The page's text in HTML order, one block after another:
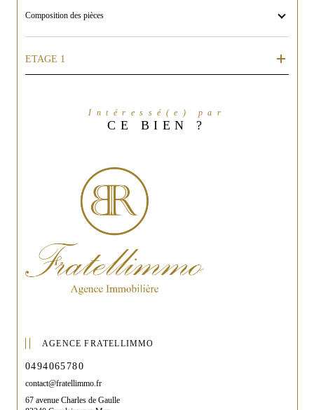
Composition des pièces
ETAGE 1
Intéressé(e) par
CE BIEN ?
AGENCE FRATELLIMMO
0494065780
contact@fratellimmo.fr
67 avenue Charles de Gaulle